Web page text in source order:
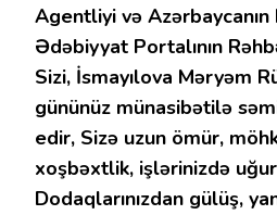
Agentliyi və
Ədəbiyyat Portalının
Sizi, İsmayılova Məryəm
gününüz münasibətilə
edir, Sizə uzun ömür,
xoşbəxtlik, işlərinizdə
Dodaqlarınızdan gülüş,